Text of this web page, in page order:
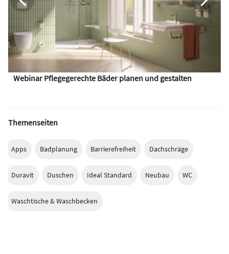
Webinar Pflegegerechte Bäder planen und gestalten
Themenseiten
Apps Badplanung Barrierefreiheit Dachschräge
Duravit Duschen Ideal Standard Neubau WC
Waschtische & Waschbecken